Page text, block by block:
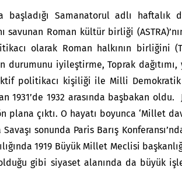
başladığı Samanatorul adlı haftalık
savunan Roman kültür birliği
olarak Roman halkının birliğini
durumunu iyileştirme, Toprak
politikacı kişiliği ile Milli
1931’de 1932 arasında başbakan oldu.
plana çıktı. O hayatı boyunca ‘Millet
sonunda Paris Barış
1919 Büyük Millet Meclisi
gibi siyaset alanında da büyük